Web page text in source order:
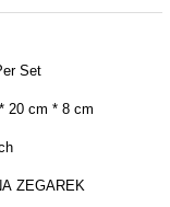
Set
20 cm * 8 cm
ZEGAREK